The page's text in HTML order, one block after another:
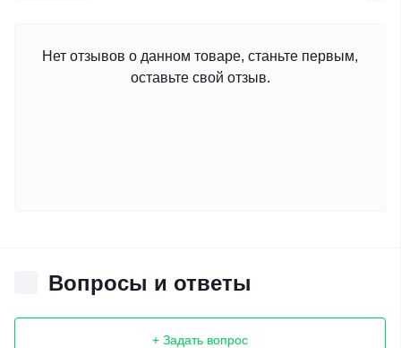
Нет отзывов о данном товаре, станьте первым,
оставьте свой отзыв.
Вопросы и ответы
+ Задать вопрос